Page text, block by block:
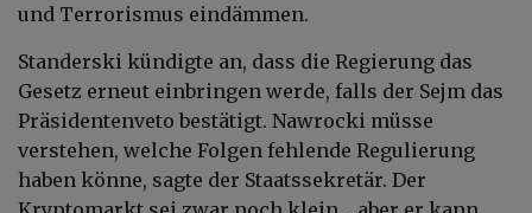
und Terrorismus eindämmen.
Standerski kündigte an, dass die Regierung das
Gesetz erneut einbringen werde, falls der Sejm das
Präsidentenveto bestätigt. Nawrocki müsse
verstehen, welche Folgen fehlende Regulierung
haben könne, sagte der Staatssekretär. Der